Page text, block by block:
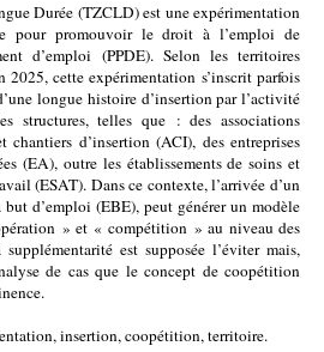
Durée (TZCLD) est une expérimentation
pour promouvoir le droit à l’emploi de
d’emploi (PPDE). Selon les territoires
cette expérimentation s’inscrit parfois
longue histoire d’insertion par l’activité
structures, telles que : des associations
chantiers d’insertion (ACI), des entreprises
(EA), outre les établissements de soins et
(ESAT). Dans ce contexte, l’arrivée d’un
d’emploi (EBE), peut générer un modèle
» et « compétition » au niveau des
est supposée l’éviter mais,
de cas que le concept de coopétition
insertion, coopétition, territoire.